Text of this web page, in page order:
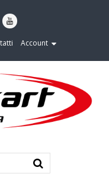
Account